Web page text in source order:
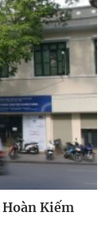
Kiếm